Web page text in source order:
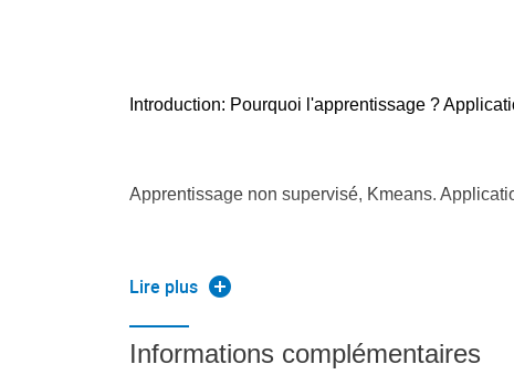
Introduction: Pourquoi l'apprentissage ?
Apprentissage non supervisé, Kmeans.
Apprentissage supervisé, KNN, NL-Bayes
Support Vector Machines : linear SVMs, the
Lire plus
Informations complémentaires